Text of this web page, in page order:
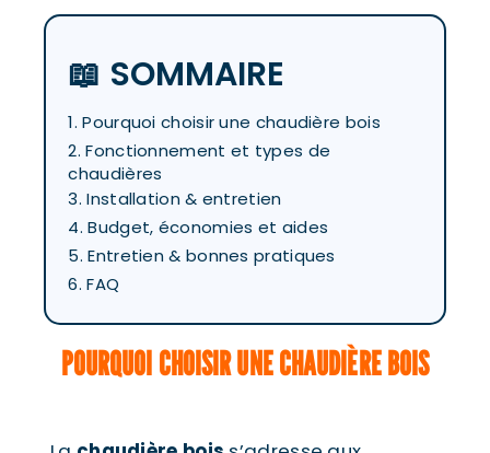
📖 SOMMAIRE
1. Pourquoi choisir une chaudière bois
2. Fonctionnement et types de
chaudières
3. Installation & entretien
4. Budget, économies et aides
5. Entretien & bonnes pratiques
6. FAQ
POURQUOI CHOISIR UNE CHAUDIÈRE BOIS